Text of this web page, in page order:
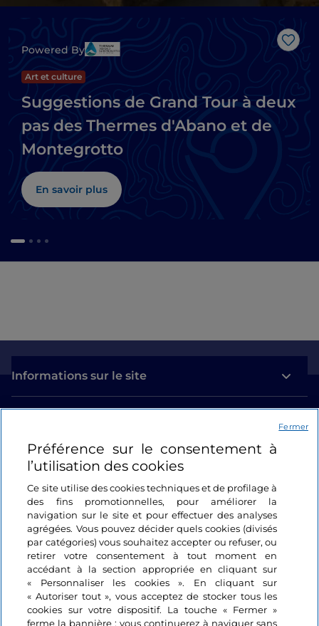
Powered By
Art et culture
Suggestions de Grand Tour à deux
pas des Thermes d'Abano et de
Montegrotto
En savoir plus
Informations sur le site
Se connecter
Suivez-nous
Préférence sur le consentement à
l’utilisation des cookies
Ce site utilise des cookies techniques et de profilage à
des fins promotionnelles, pour améliorer la
navigation sur le site et pour effectuer des analyses
agrégées. Vous pouvez décider quels cookies (divisés
par catégories) vous souhaitez accepter ou refuser, ou
retirer votre consentement à tout moment en
accédant à la section appropriée en cliquant sur
« Personnaliser les cookies ». En cliquant sur
« Autoriser tout », vous acceptez de stocker tous les
cookies sur votre dispositif. La touche « Fermer »
ferme la bannière ; vous continuerez à naviguer sans
Fermer